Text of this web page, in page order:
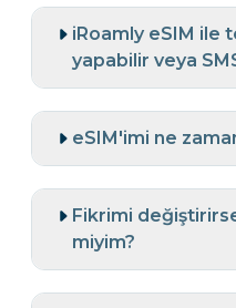
iRoamly eSIM ile
yapabilir veya
eSIM'imi ne
Fikrimi
miyim?